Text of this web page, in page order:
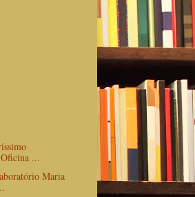
Oficina ...
Maria